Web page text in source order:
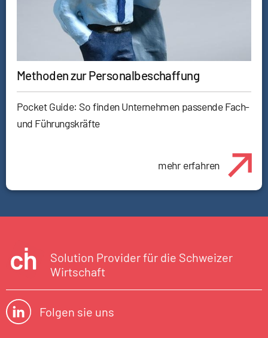
Methoden zur Personalbeschaffung
Pocket Guide: So finden Unternehmen passende Fach-
und Führungskräfte
mehr erfahren
Solution Provider für die Schweizer
Wirtschaft
Folgen sie uns